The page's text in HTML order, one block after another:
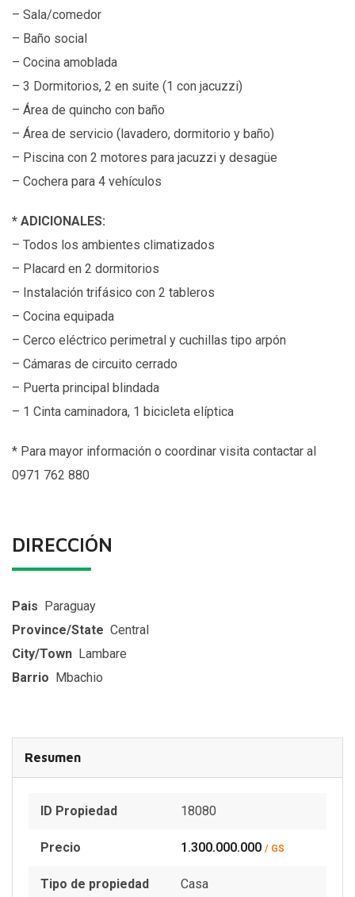
– Sala/comedor
– Baño social
– Cocina amoblada
– 3 Dormitorios, 2 en suite (1 con jacuzzi)
– Área de quincho con baño
– Área de servicio (lavadero, dormitorio y baño)
– Piscina con 2 motores para jacuzzi y desagüe
– Cochera para 4 vehículos
* ADICIONALES:
– Todos los ambientes climatizados
– Placard en 2 dormitorios
– Instalación trifásico con 2 tableros
– Cocina equipada
– Cerco eléctrico perimetral y cuchillas tipo arpón
– Cámaras de circuito cerrado
– Puerta principal blindada
– 1 Cinta caminadora, 1 bicicleta elíptica
* Para mayor información o coordinar visita contactar al
0971 762 880
DIRECCIÓN
Pais Paraguay
Province/State Central
City/Town Lambare
Barrio Mbachio
Resumen
ID Propiedad 18080
Precio 1.300.000.000 / GS
Tipo de propiedad Casa